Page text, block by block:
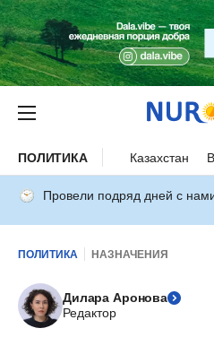
ПОЛИТИКА Казахстан
Провели подряд дней с
ПОЛИТИКА НАЗНАЧЕНИЯ
Дилара Аронова
Редактор